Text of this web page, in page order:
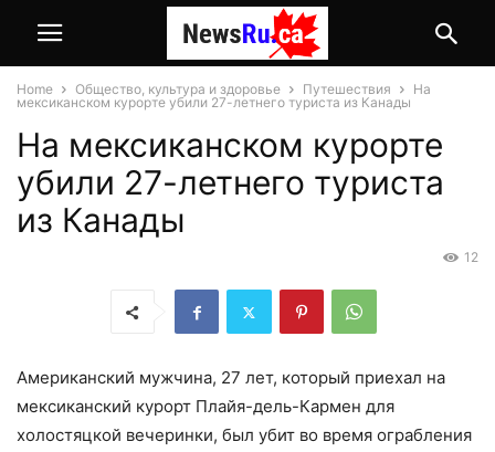
Home Общество, культура и здоровье Путешествия
На
мексиканском курорте убили 27-летнего туриста из Канады
На мексиканском курорте
убили 27-летнего туриста
из Канады
12
Американский мужчина, 27 лет, который приехал на
мексиканский курорт Плайя-дель-Кармен для
холостяцкой вечеринки, был убит во время ограбления